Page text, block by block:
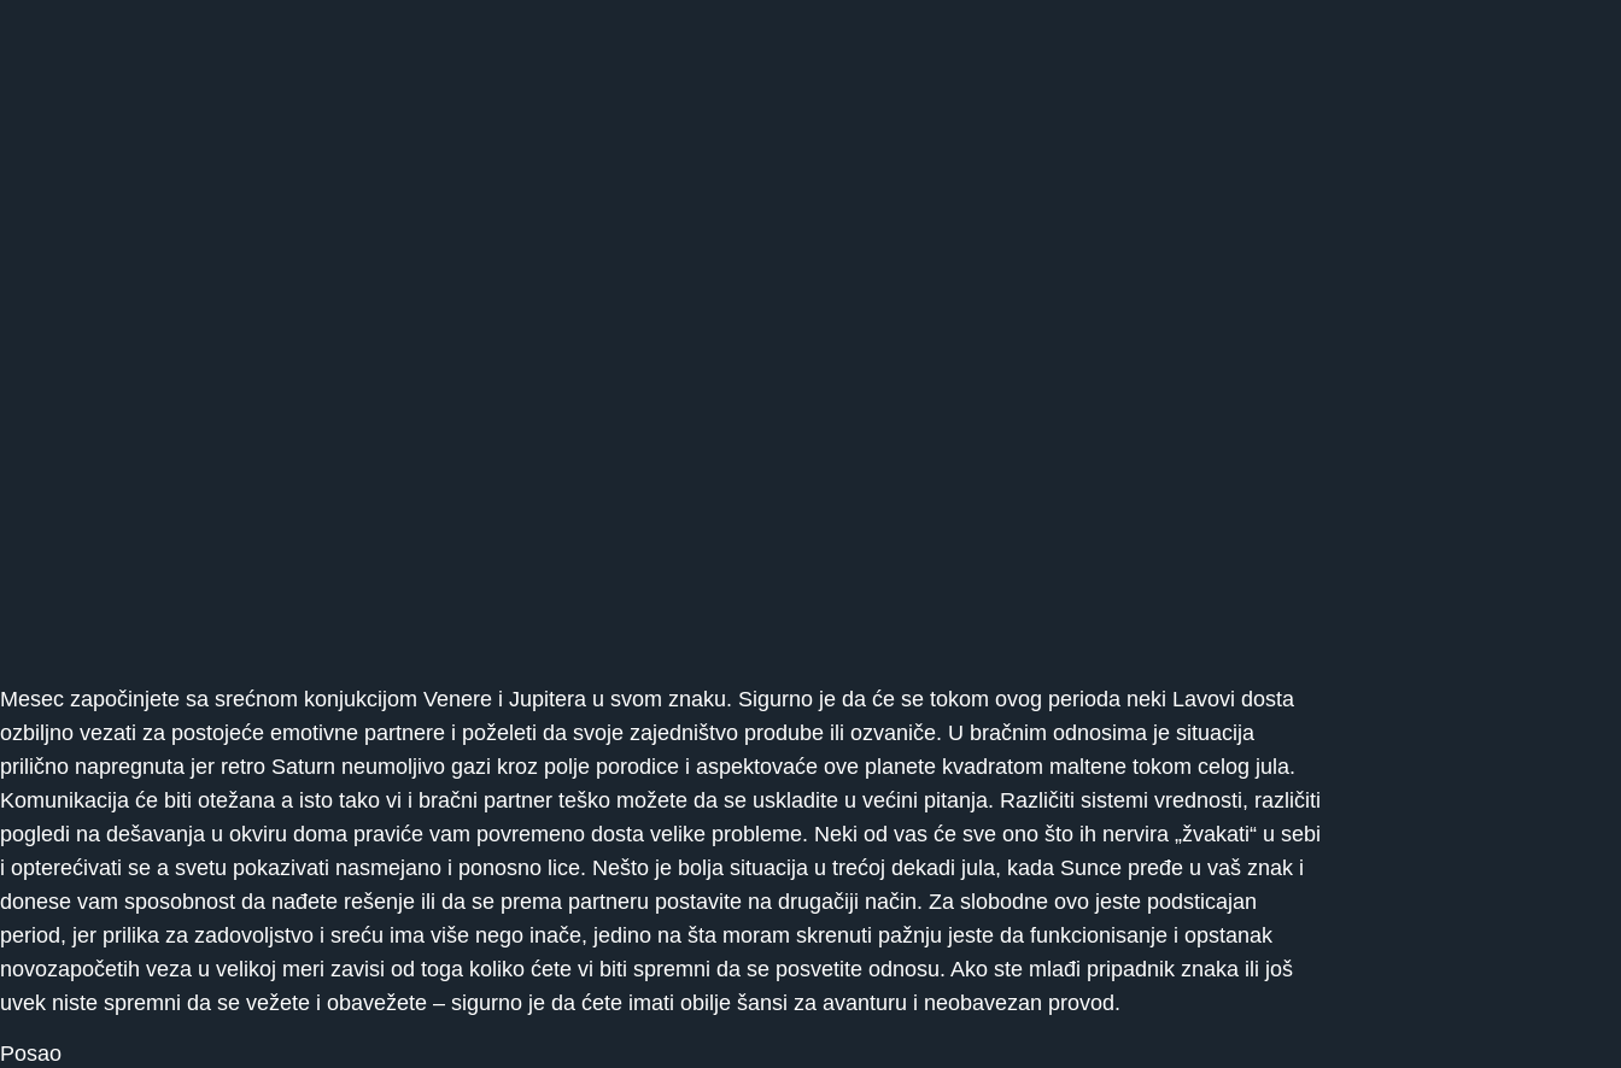
Mesec započinjete sa srećnom konjukcijom Venere i Jupitera u svom znaku. Sigurno je da će se tokom ovog perioda neki Lavovi dosta
ozbiljno vezati za postojeće emotivne partnere i poželeti da svoje zajedništvo prodube ili ozvaniče. U bračnim odnosima je situacija
prilično napregnuta jer retro Saturn neumoljivo gazi kroz polje porodice i aspektovaće ove planete kvadratom maltene tokom celog jula.
Komunikacija će biti otežana a isto tako vi i bračni partner teško možete da se uskladite u većini pitanja. Različiti sistemi vrednosti, različiti
pogledi na dešavanja u okviru doma praviće vam povremeno dosta velike probleme. Neki od vas će sve ono što ih nervira „žvakati“ u sebi
i opterećivati se a svetu pokazivati nasmejano i ponosno lice. Nešto je bolja situacija u trećoj dekadi jula, kada Sunce pređe u vaš znak i
donese vam sposobnost da nađete rešenje ili da se prema partneru postavite na drugačiji način. Za slobodne ovo jeste podsticajan
period, jer prilika za zadovoljstvo i sreću ima više nego inače, jedino na šta moram skrenuti pažnju jeste da funkcionisanje i opstanak
novozapočetih veza u velikoj meri zavisi od toga koliko ćete vi biti spremni da se posvetite odnosu. Ako ste mlađi pripadnik znaka ili još
uvek niste spremni da se vežete i obavežete – sigurno je da ćete imati obilje šansi za avanturu i neobavezan provod.
Posao